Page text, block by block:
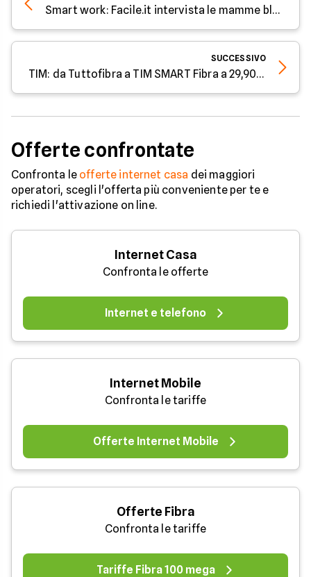
Smart work: Facile.it intervista le mamme blogger
SUCCESSIVO
TIM: da Tuttofibra a TIM SMART Fibra a 29,90€/mese.
Offerte confrontate
Confronta le offerte internet casa dei maggiori
operatori, scegli l'offerta più conveniente per te e
richiedi l'attivazione on line.
Internet Casa
Confronta le offerte
Internet e telefono
Internet Mobile
Confronta le tariffe
Offerte Internet Mobile
Offerte Fibra
Confronta le tariffe
Tariffe Fibra 100 mega